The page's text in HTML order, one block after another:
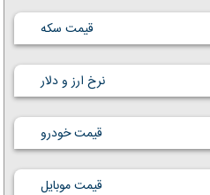
قیمت سکه
نرخ ارز و دلار
قیمت خودرو
قیمت موبایل